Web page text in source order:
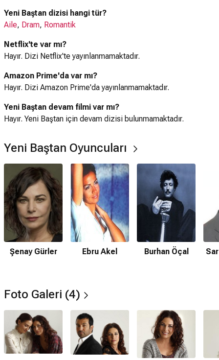
Yeni Baştan dizisi hangi tür?
Aile, Dram, Romantik
Netflix'te var mı?
Hayır. Dizi Netflix'te yayınlanmamaktadır.
Amazon Prime'da var mı?
Hayır. Dizi Amazon Prime'da yayınlanmamaktadır.
Yeni Baştan devam filmi var mı?
Hayır. Yeni Baştan için devam dizisi bulunmamaktadır.
Yeni Baştan Oyuncuları
Şenay Gürler Ebru Akel Burhan Öçal
Foto Galeri (4)